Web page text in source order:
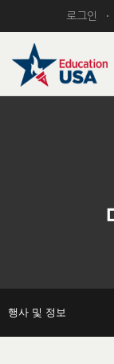
로그인
행사 및 정보